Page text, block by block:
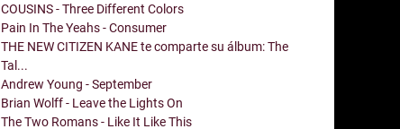
COUSINS - Three Different Colors
Pain In The Yeahs - Consumer
THE NEW CITIZEN KANE te comparte su álbum: The
Tal...
Andrew Young - September
Brian Wolff - Leave the Lights On
The Two Romans - Like It Like This